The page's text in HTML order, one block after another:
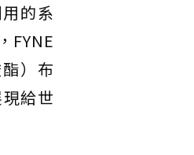
的系
FYNE
）布
給世